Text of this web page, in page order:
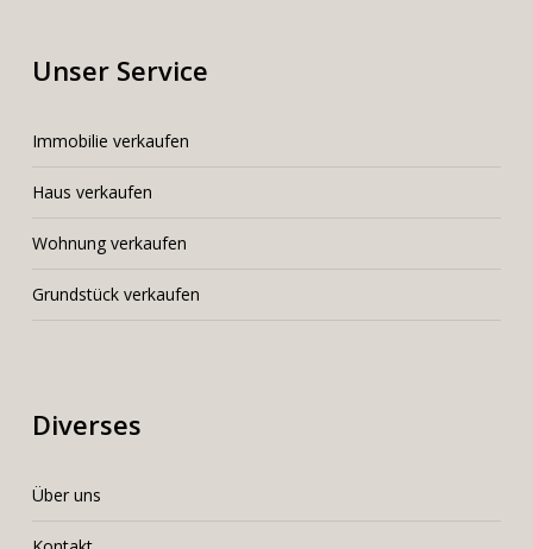
Unser Service
Immobilie verkaufen
Haus verkaufen
Wohnung verkaufen
Grundstück verkaufen
Diverses
Über uns